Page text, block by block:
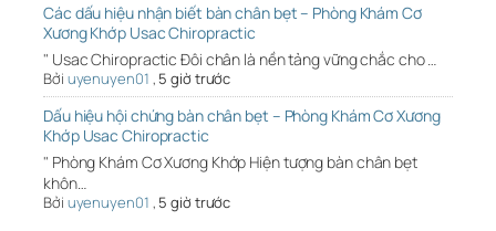
Các dấu hiệu nhận biết bàn chân bẹt – Phòng Khám Cơ
Xương Khớp Usac Chiropractic
" Usac Chiropractic Đôi chân là nền tảng vững chắc cho …
Bởi uyenuyen01 , 5 giờ trước
Dấu hiệu hội chứng bàn chân bẹt – Phòng Khám Cơ Xương
Khớp Usac Chiropractic
" Phòng Khám Cơ Xương Khớp Hiện tượng bàn chân bẹt
khôn…
Bởi uyenuyen01 , 5 giờ trước